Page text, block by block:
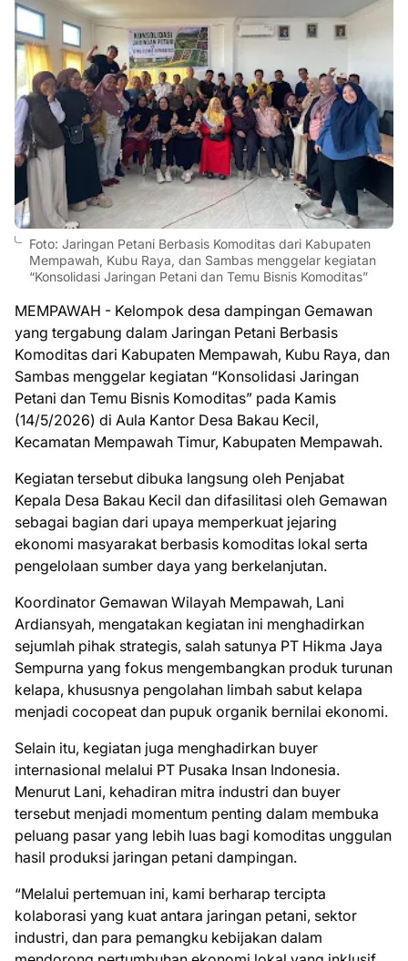
Foto: Jaringan Petani Berbasis Komoditas dari Kabupaten
Mempawah, Kubu Raya, dan Sambas menggelar kegiatan
“Konsolidasi Jaringan Petani dan Temu Bisnis Komoditas”
MEMPAWAH - Kelompok desa dampingan Gemawan
yang tergabung dalam Jaringan Petani Berbasis
Komoditas dari Kabupaten Mempawah, Kubu Raya, dan
Sambas menggelar kegiatan “Konsolidasi Jaringan
Petani dan Temu Bisnis Komoditas” pada Kamis
(14/5/2026) di Aula Kantor Desa Bakau Kecil,
Kecamatan Mempawah Timur, Kabupaten Mempawah.
Kegiatan tersebut dibuka langsung oleh Penjabat
Kepala Desa Bakau Kecil dan difasilitasi oleh Gemawan
sebagai bagian dari upaya memperkuat jejaring
ekonomi masyarakat berbasis komoditas lokal serta
pengelolaan sumber daya yang berkelanjutan.
Koordinator Gemawan Wilayah Mempawah, Lani
Ardiansyah, mengatakan kegiatan ini menghadirkan
sejumlah pihak strategis, salah satunya PT Hikma Jaya
Sempurna yang fokus mengembangkan produk turunan
kelapa, khususnya pengolahan limbah sabut kelapa
menjadi cocopeat dan pupuk organik bernilai ekonomi.
Selain itu, kegiatan juga menghadirkan buyer
internasional melalui PT Pusaka Insan Indonesia.
Menurut Lani, kehadiran mitra industri dan buyer
tersebut menjadi momentum penting dalam membuka
peluang pasar yang lebih luas bagi komoditas unggulan
hasil produksi jaringan petani dampingan.
“Melalui pertemuan ini, kami berharap tercipta
kolaborasi yang kuat antara jaringan petani, sektor
industri, dan para pemangku kebijakan dalam